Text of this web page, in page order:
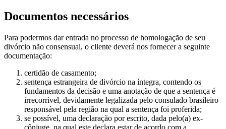
Documentos necessários
Para podermos dar entrada no processo de homologação de seu
divórcio não consensual, o cliente deverá nos fornecer a seguinte
documentação:
certidão de casamento;
sentença estrangeira de divórcio na íntegra, contendo os
fundamentos da decisão e uma anotação de que a sentença é
irrecorrível, devidamente legalizada pelo consulado brasileiro
responsável pela região na qual a sentença foi proferida;
se possível, uma declaração por escrito, dada pelo(a) ex-